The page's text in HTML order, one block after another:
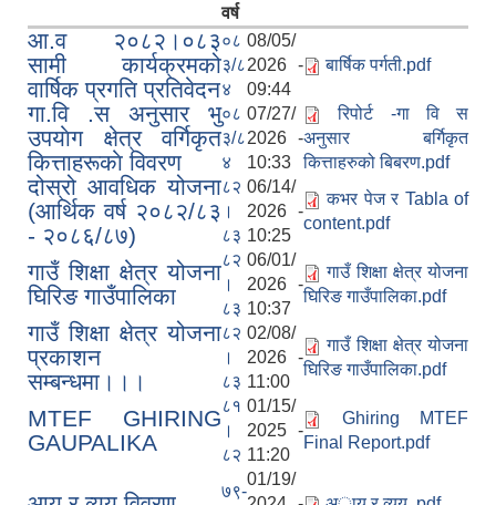
वर्ष
आ.व २०८२।०८३
सामी कार्यक्रमको
वार्षिक प्रगति प्रतिवेदन
०८
३/८
४
08/05/
2026 -
09:44
बार्षिक पर्गती.pdf
गा.वि .स अनुसार भु
उपयाेग क्षेत्र वर्गिकृत
कित्ताहरूकाे विवरण
०८
३/८
४
07/27/
2026 -
10:33
रिपोर्ट -गा वि स
अनुसार बर्गिकृत
कित्ताहरुको बिबरण.pdf
दोस्रो आवधिक योजना
(आर्थिक वर्ष २०८२/८३
- २०८६/८७)
८२
।
८३
06/14/
2026 -
10:25
कभर पेज र Tabla of
content.pdf
गाउँ शिक्षा क्षेत्र योजना
घिरिङ गाउँपालिका
८२
।
८३
06/01/
2026 -
10:37
गाउँ शिक्षा क्षेत्र योजना
घिरिङ गाउँपालिका.pdf
गाउँ शिक्षा क्षेत्र योजना
प्रकाशन
सम्बन्धमा।।।
८२
।
८३
02/08/
2026 -
11:00
गाउँ शिक्षा क्षेत्र योजना
घिरिङ गाउँपालिका.pdf
MTEF GHIRING
GAUPALIKA
८१
।
८२
01/15/
2025 -
11:20
Ghiring MTEF
Final Report.pdf
७९-
01/19/